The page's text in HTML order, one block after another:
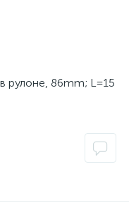
рулоне, 86mm; L=15